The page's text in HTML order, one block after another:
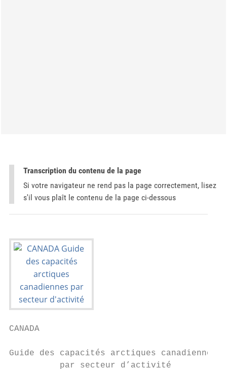
Transcription du contenu de la page
Si votre navigateur ne rend pas la page correctement, lisez
s'il vous plaît le contenu de la page ci-dessous
CANADA
Guide des capacités arctiques canadiennes
          par secteur d’activité